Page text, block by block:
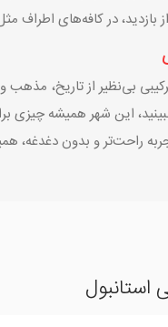
بازدید، در کافه‌های
بی‌نظیر از تاریخ،
ببینید، این شهر همیشه چیزی
راحت‌تر و بدون دغدغه،